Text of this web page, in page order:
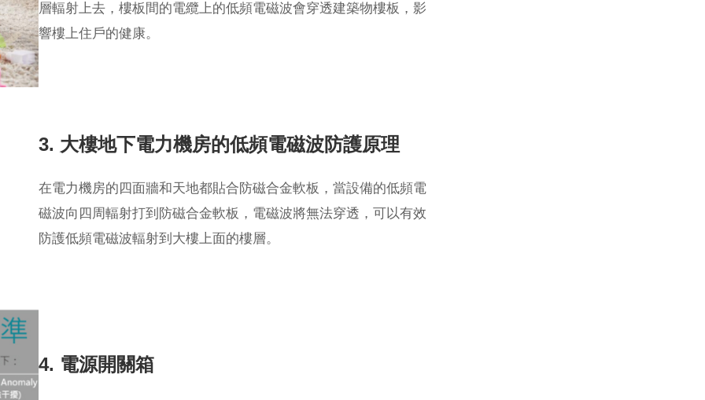
層輻射上去，樓板間的電纜上的低頻電磁波會穿透建築物樓板，影
響樓上住戶的健康。
3. 大樓地下電力機房的低頻電磁波防護原理
在電力機房的四面牆和天地都貼合防磁合金軟板，當設備的低頻電
磁波向四周輻射打到防磁合金軟板，電磁波將無法穿透，可以有效
防護低頻電磁波輻射到大樓上面的樓層。
4. 電源開關箱